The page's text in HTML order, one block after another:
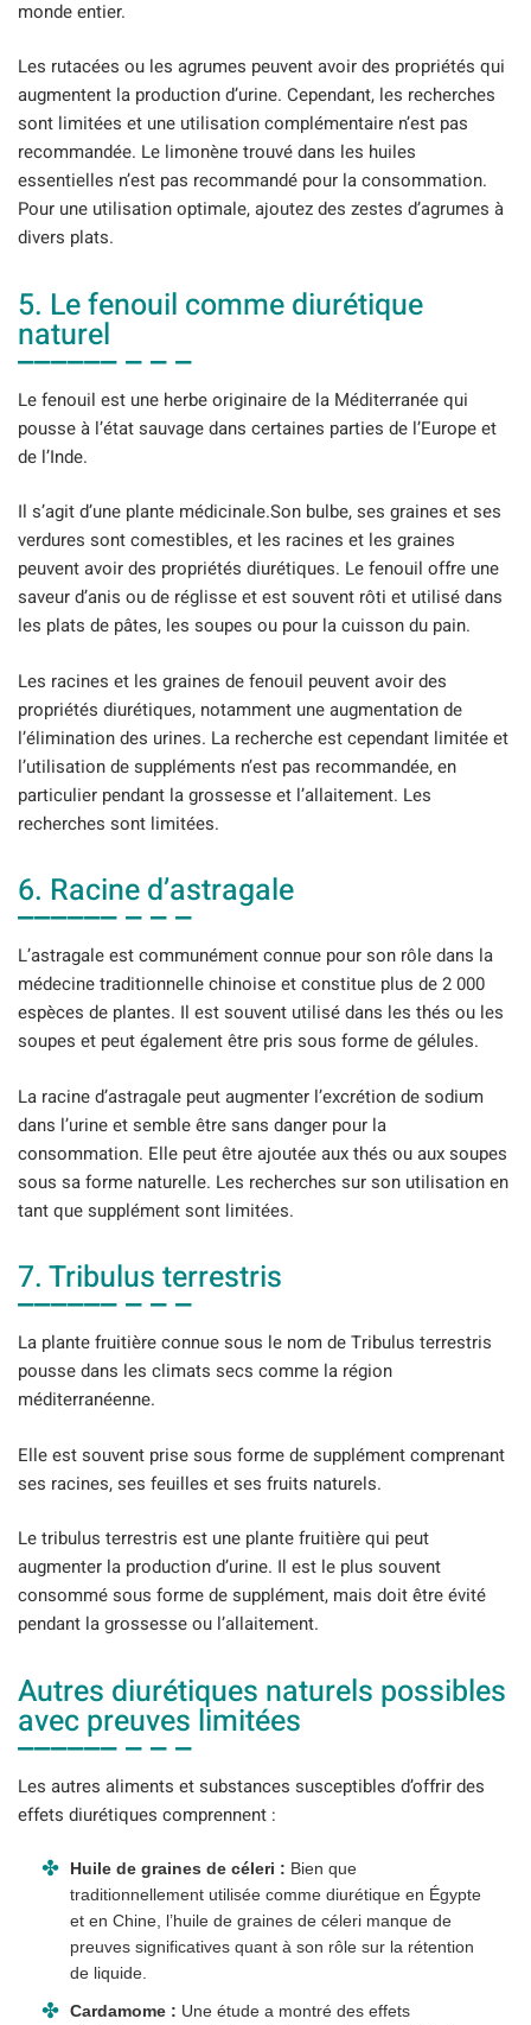
monde entier.
Les rutacées ou les agrumes peuvent avoir des propriétés qui
augmentent la production d’urine. Cependant, les recherches
sont limitées et une utilisation complémentaire n’est pas
recommandée. Le limonène trouvé dans les huiles
essentielles n’est pas recommandé pour la consommation.
Pour une utilisation optimale, ajoutez des zestes d’agrumes à
divers plats.
5. Le fenouil comme diurétique
naturel
Le fenouil est une herbe originaire de la Méditerranée qui
pousse à l’état sauvage dans certaines parties de l’Europe et
de l’Inde.
Il s’agit d’une plante médicinale.Son bulbe, ses graines et ses
verdures sont comestibles, et les racines et les graines
peuvent avoir des propriétés diurétiques. Le fenouil offre une
saveur d’anis ou de réglisse et est souvent rôti et utilisé dans
les plats de pâtes, les soupes ou pour la cuisson du pain.
Les racines et les graines de fenouil peuvent avoir des
propriétés diurétiques, notamment une augmentation de
l’élimination des urines. La recherche est cependant limitée et
l’utilisation de suppléments n’est pas recommandée, en
particulier pendant la grossesse et l’allaitement. Les
recherches sont limitées.
6. Racine d’astragale
L’astragale est communément connue pour son rôle dans la
médecine traditionnelle chinoise et constitue plus de 2 000
espèces de plantes. Il est souvent utilisé dans les thés ou les
soupes et peut également être pris sous forme de gélules.
La racine d’astragale peut augmenter l’excrétion de sodium
dans l’urine et semble être sans danger pour la
consommation. Elle peut être ajoutée aux thés ou aux soupes
sous sa forme naturelle. Les recherches sur son utilisation en
tant que supplément sont limitées.
7. Tribulus terrestris
La plante fruitière connue sous le nom de Tribulus terrestris
pousse dans les climats secs comme la région
méditerranéenne.
Elle est souvent prise sous forme de supplément comprenant
ses racines, ses feuilles et ses fruits naturels.
Le tribulus terrestris est une plante fruitière qui peut
augmenter la production d’urine. Il est le plus souvent
consommé sous forme de supplément, mais doit être évité
pendant la grossesse ou l’allaitement.
Autres diurétiques naturels possibles
avec preuves limitées
Les autres aliments et substances susceptibles d’offrir des
effets diurétiques comprennent :
Huile de graines de céleri : Bien que
traditionnellement utilisée comme diurétique en Égypte
et en Chine, l’huile de graines de céleri manque de
preuves significatives quant à son rôle sur la rétention
de liquide.
Cardamome : Une étude a montré des effets